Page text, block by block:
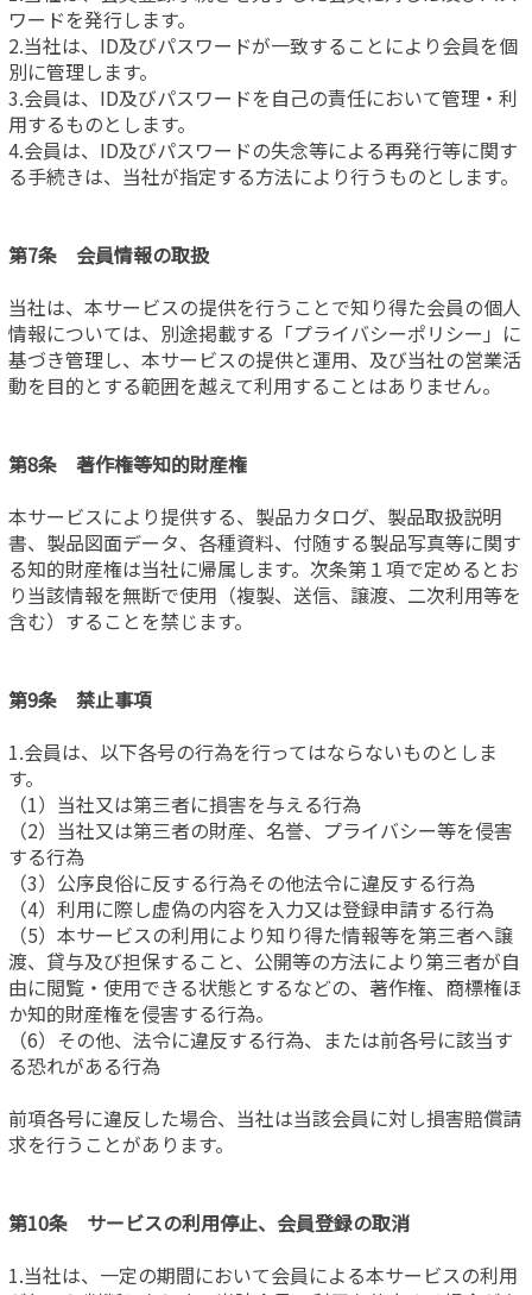
ワードを発行します。
2.当社は、ID及びパスワードが一致することにより会員を個
別に管理します。
3.会員は、ID及びパスワードを自己の責任において管理・利
用するものとします。
4.会員は、ID及びパスワードの失念等による再発行等に関す
る手続きは、当社が指定する方法により行うものとします。
第7条 会員情報の取扱
当社は、本サービスの提供を行うことで知り得た会員の個人
情報については、別途掲載する「プライバシーポリシー」に
基づき管理し、本サービスの提供と運用、及び当社の営業活
動を目的とする範囲を越えて利用することはありません。
第8条 著作権等知的財産権
本サービスにより提供する、製品カタログ、製品取扱説明
書、製品図面データ、各種資料、付随する製品写真等に関す
る知的財産権は当社に帰属します。次条第１項で定めるとお
り当該情報を無断で使用（複製、送信、譲渡、二次利用等を
含む）することを禁じます。
第9条 禁止事項
1.会員は、以下各号の行為を行ってはならないものとしま
す。
（1）当社又は第三者に損害を与える行為
（2）当社又は第三者の財産、名誉、プライバシー等を侵害
する行為
（3）公序良俗に反する行為その他法令に違反する行為
（4）利用に際し虚偽の内容を入力又は登録申請する行為
（5）本サービスの利用により知り得た情報等を第三者へ譲
渡、貸与及び担保すること、公開等の方法により第三者が自
由に閲覧・使用できる状態とするなどの、著作権、商標権ほ
か知的財産権を侵害する行為。
（6）その他、法令に違反する行為、または前各号に該当す
る恐れがある行為
前項各号に違反した場合、当社は当該会員に対し損害賠償請
求を行うことがあります。
第10条 サービスの利用停止、会員登録の取消
1.当社は、一定の期間において会員による本サービスの利用